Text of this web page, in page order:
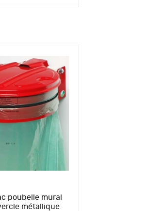
poubelle mural
métallique